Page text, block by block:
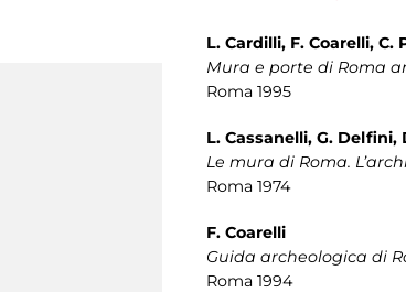
L. Cardilli, F. Coarelli, C.
Mura e porte di Roma
Roma 1995
L. Cassanelli, G. Delfini,
Le mura di Roma.
Roma 1974
F. Coarelli
Guida archeologica di
Roma 1994